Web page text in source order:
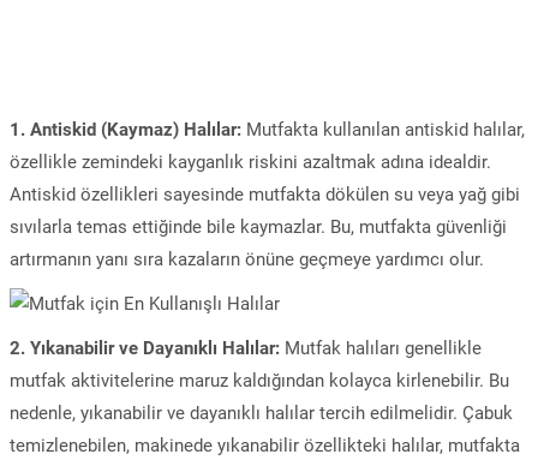
1. Antiskid (Kaymaz) Halılar: Mutfakta kullanılan antiskid halılar,
özellikle zemindeki kayganlık riskini azaltmak adına idealdir.
Antiskid özellikleri sayesinde mutfakta dökülen su veya yağ gibi
sıvılarla temas ettiğinde bile kaymazlar. Bu, mutfakta güvenliği
artırmanın yanı sıra kazaların önüne geçmeye yardımcı olur.
2. Yıkanabilir ve Dayanıklı Halılar: Mutfak halıları genellikle
mutfak aktivitelerine maruz kaldığından kolayca kirlenebilir. Bu
nedenle, yıkanabilir ve dayanıklı halılar tercih edilmelidir. Çabuk
temizlenebilen, makinede yıkanabilir özellikteki halılar, mutfakta